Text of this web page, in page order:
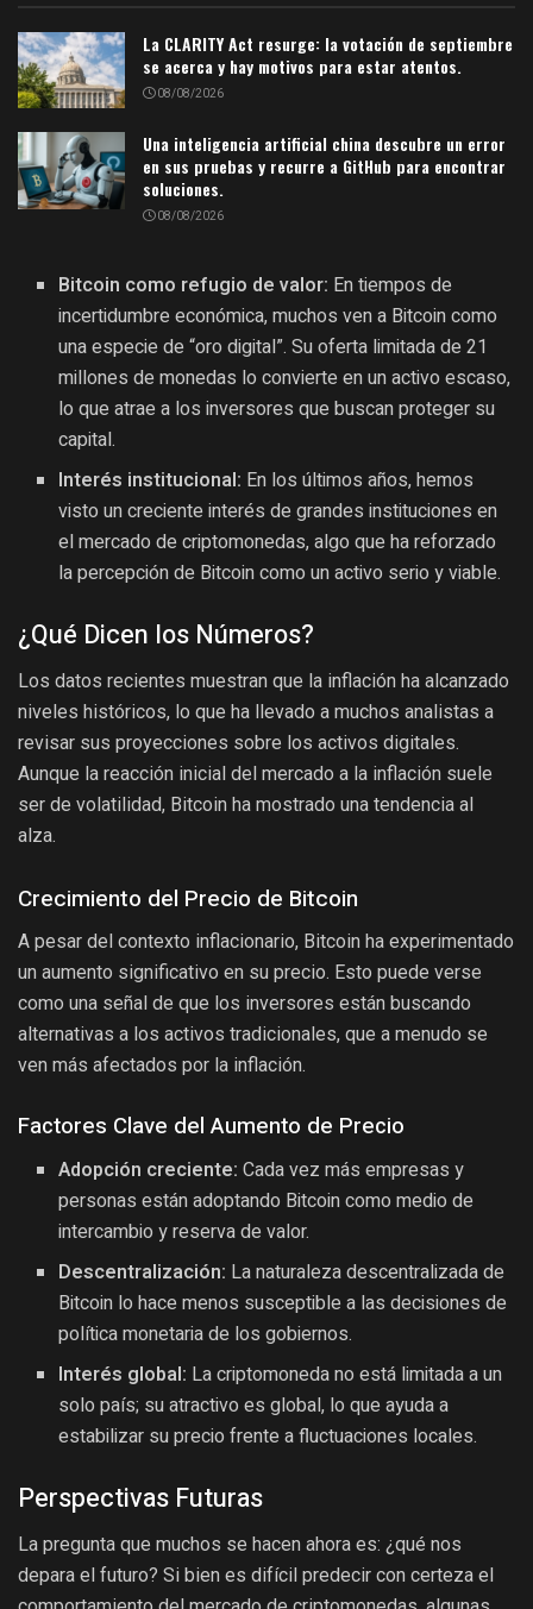
La CLARITY Act resurge: la votación de septiembre
se acerca y hay motivos para estar atentos.
08/08/2026
Una inteligencia artificial china descubre un error
en sus pruebas y recurre a GitHub para encontrar
soluciones.
08/08/2026
Bitcoin como refugio de valor: En tiempos de
incertidumbre económica, muchos ven a Bitcoin como
una especie de “oro digital”. Su oferta limitada de 21
millones de monedas lo convierte en un activo escaso,
lo que atrae a los inversores que buscan proteger su
capital.
Interés institucional: En los últimos años, hemos
visto un creciente interés de grandes instituciones en
el mercado de criptomonedas, algo que ha reforzado
la percepción de Bitcoin como un activo serio y viable.
¿Qué Dicen los Números?
Los datos recientes muestran que la inflación ha alcanzado
niveles históricos, lo que ha llevado a muchos analistas a
revisar sus proyecciones sobre los activos digitales.
Aunque la reacción inicial del mercado a la inflación suele
ser de volatilidad, Bitcoin ha mostrado una tendencia al
alza.
Crecimiento del Precio de Bitcoin
A pesar del contexto inflacionario, Bitcoin ha experimentado
un aumento significativo en su precio. Esto puede verse
como una señal de que los inversores están buscando
alternativas a los activos tradicionales, que a menudo se
ven más afectados por la inflación.
Factores Clave del Aumento de Precio
Adopción creciente: Cada vez más empresas y
personas están adoptando Bitcoin como medio de
intercambio y reserva de valor.
Descentralización: La naturaleza descentralizada de
Bitcoin lo hace menos susceptible a las decisiones de
política monetaria de los gobiernos.
Interés global: La criptomoneda no está limitada a un
solo país; su atractivo es global, lo que ayuda a
estabilizar su precio frente a fluctuaciones locales.
Perspectivas Futuras
La pregunta que muchos se hacen ahora es: ¿qué nos
depara el futuro? Si bien es difícil predecir con certeza el